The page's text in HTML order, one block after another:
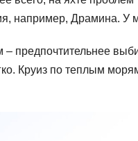
например, Драмина. У
предпочтительнее
Круиз по теплым